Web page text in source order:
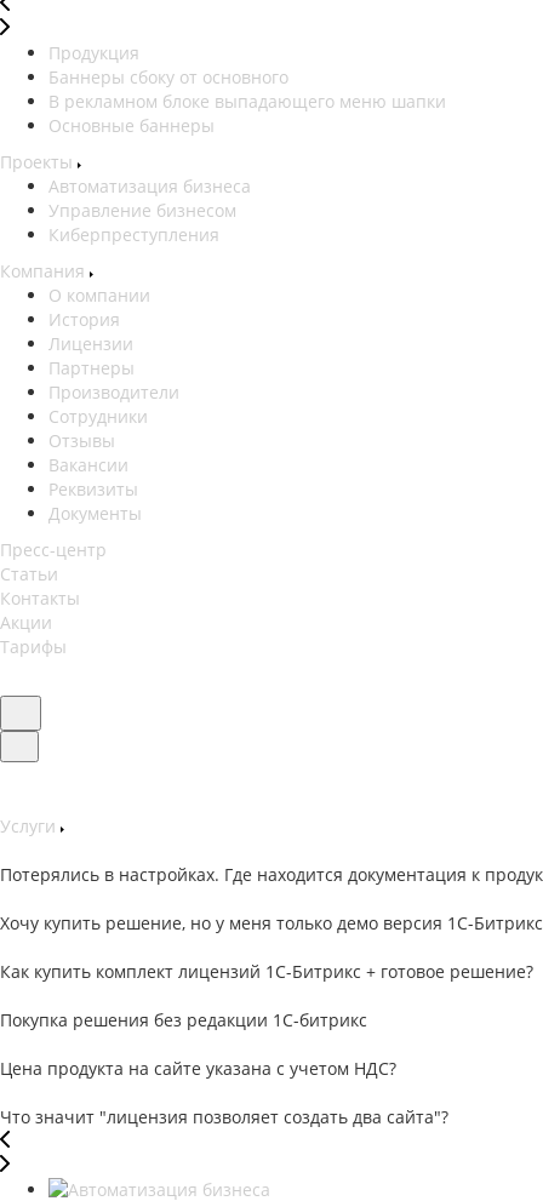
Продукция
Баннеры сбоку от основного
В рекламном блоке выпадающего меню шапки
Основные баннеры
Проекты
Автоматизация бизнеса
Управление бизнесом
Киберпреступления
Компания
О компании
История
Лицензии
Партнеры
Производители
Сотрудники
Отзывы
Вакансии
Реквизиты
Документы
Пресс-центр
Статьи
Контакты
Акции
Тарифы
Услуги
Потерялись в настройках. Где находится документация к
Хочу купить решение, но у меня только демо версия 1С-Битрикс
Как купить комплект лицензий 1С-Битрикс + готовое решение?
Покупка решения без редакции 1С-битрикс
Цена продукта на сайте указана с учетом НДС?
Что значит "лицензия позволяет создать два сайта"?